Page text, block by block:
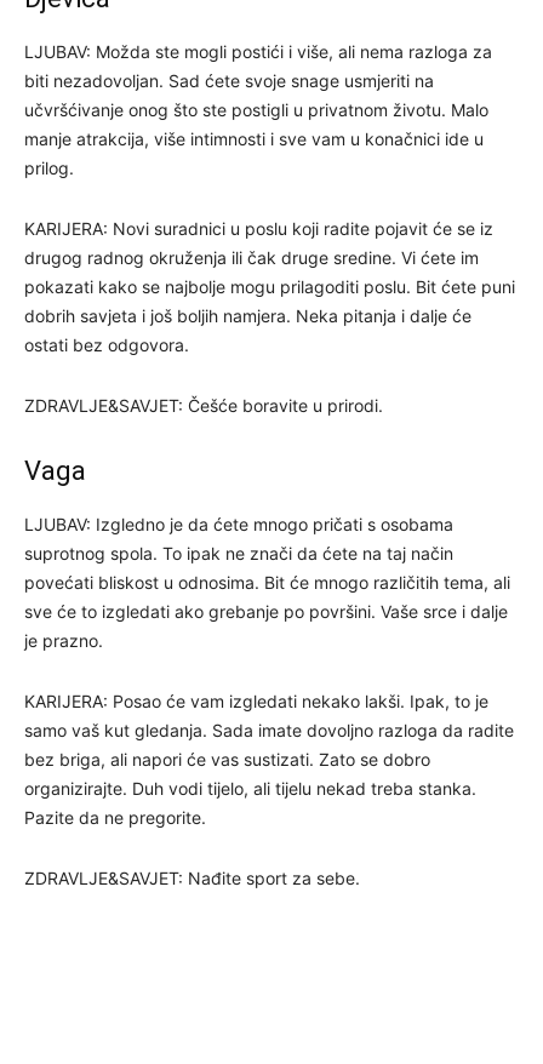
LJUBAV: Možda ste mogli postići i više, ali nema razloga za
biti nezadovoljan. Sad ćete svoje snage usmjeriti na
učvršćivanje onog što ste postigli u privatnom životu. Malo
manje atrakcija, više intimnosti i sve vam u konačnici ide u
prilog.
KARIJERA: Novi suradnici u poslu koji radite pojavit će se iz
drugog radnog okruženja ili čak druge sredine. Vi ćete im
pokazati kako se najbolje mogu prilagoditi poslu. Bit ćete puni
dobrih savjeta i još boljih namjera. Neka pitanja i dalje će
ostati bez odgovora.
ZDRAVLJE&SAVJET: Češće boravite u prirodi.
Vaga
LJUBAV: Izgledno je da ćete mnogo pričati s osobama
suprotnog spola. To ipak ne znači da ćete na taj način
povećati bliskost u odnosima. Bit će mnogo različitih tema, ali
sve će to izgledati ako grebanje po površini. Vaše srce i dalje
je prazno.
KARIJERA: Posao će vam izgledati nekako lakši. Ipak, to je
samo vaš kut gledanja. Sada imate dovoljno razloga da radite
bez briga, ali napori će vas sustizati. Zato se dobro
organizirajte. Duh vodi tijelo, ali tijelu nekad treba stanka.
Pazite da ne pregorite.
ZDRAVLJE&SAVJET: Nađite sport za sebe.